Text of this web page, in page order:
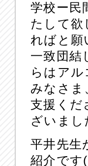
学校ー民
たして欲
ればと願
一致団結
らはアル
みなさま
支援くだ
ざいまし
平井先生
紹介です